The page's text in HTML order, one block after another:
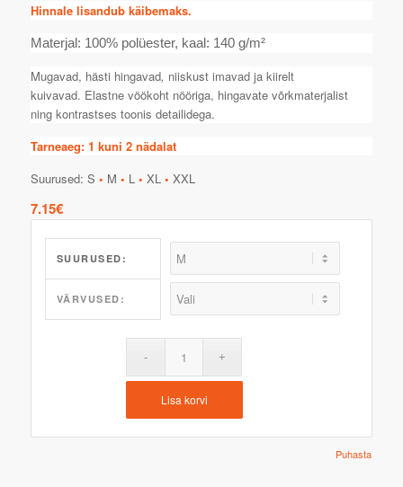
Hinnale lisandub käibemaks.
Materjal: 100% polüester, kaal: 140 g/m²
Mugavad, hästi hingavad, niiskust imavad ja kiirelt
kuivavad. Elastne vöökoht nööriga, hingavate võrkmaterjalist
ning kontrastses toonis detailidega.
Tarneaeg: 1 kuni 2 nädalat
Suurused: S • M • L • XL • XXL
7.15€
SUURUSED:
VÄRVUSED:
Puhasta
Lisa korvi